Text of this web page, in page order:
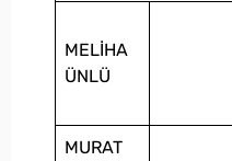
MELİHA
ÜNLÜ
MURAT